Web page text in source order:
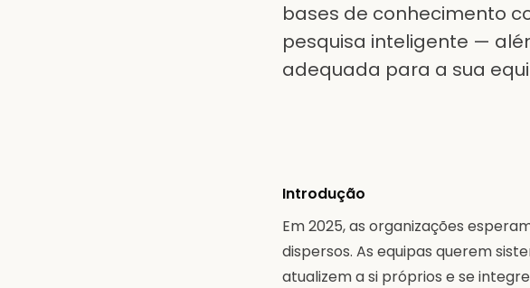
bases de conhecimento
pesquisa inteligente —
adequada para a sua
Introdução
Em 2025, as organizações
dispersos. As equipas querem
atualizem a si próprios e se